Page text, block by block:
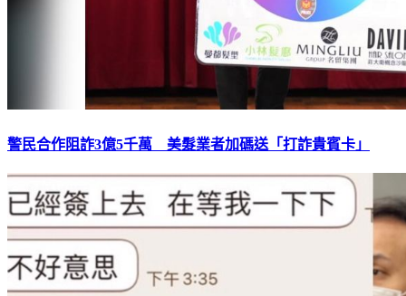
警民合作阻詐3億5千萬 美髮業者加碼送「打詐貴賓卡」